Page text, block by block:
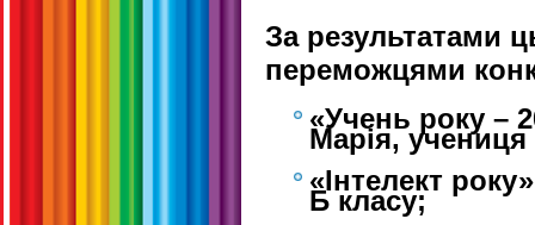
За результатами
переможцями
«Учень року –
Марія, учениця
«Інтелект
Б класу;